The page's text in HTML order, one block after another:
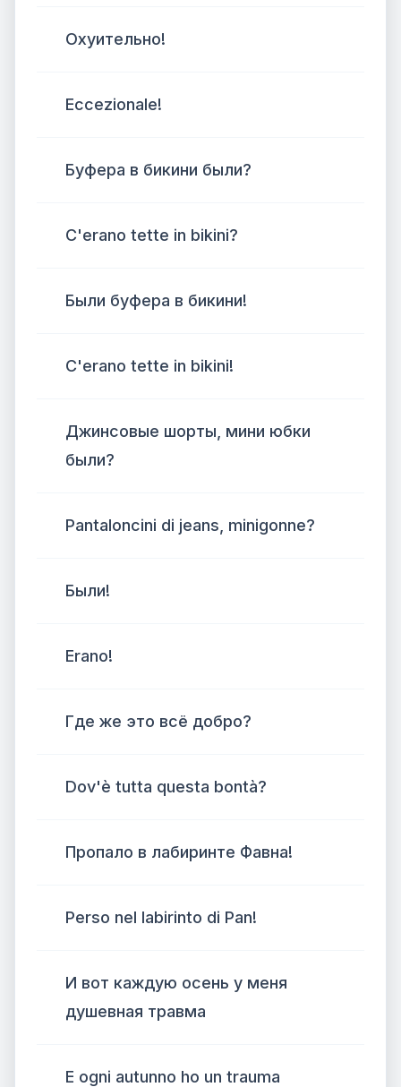
Охуительно!
Eccezionale!
Буфера в бикини были?
C'erano tette in bikini?
Были буфера в бикини!
C'erano tette in bikini!
Джинсовые шорты, мини юбки
были?
Pantaloncini di jeans, minigonne?
Были!
Erano!
Где же это всё добро?
Dov'è tutta questa bontà?
Пропало в лабиринте Фавна!
Perso nel labirinto di Pan!
И вот каждую осень у меня
душевная травма
E ogni autunno ho un trauma